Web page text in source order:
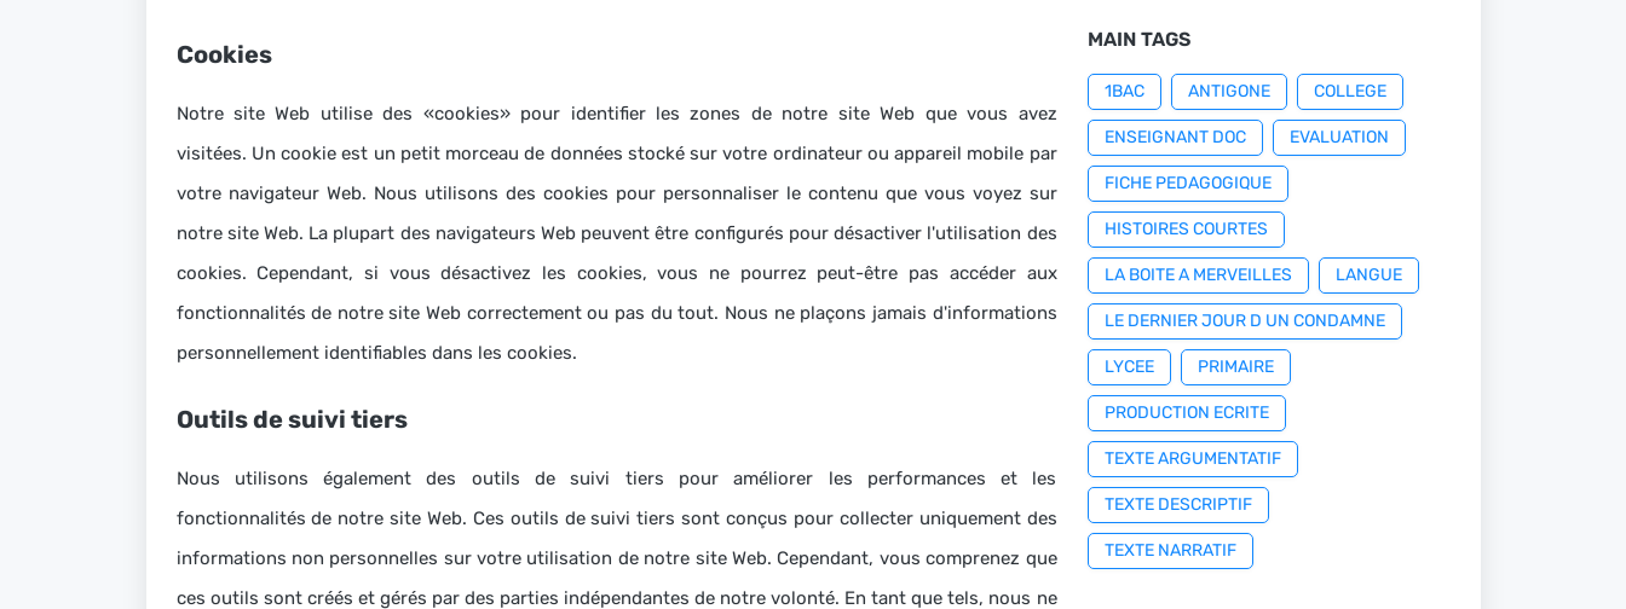
Cookies
Notre site Web utilise des «cookies» pour identifier les zones de notre site Web que vous avez
visitées. Un cookie est un petit morceau de données stocké sur votre ordinateur ou appareil mobile par
votre navigateur Web. Nous utilisons des cookies pour personnaliser le contenu que vous voyez sur
notre site Web. La plupart des navigateurs Web peuvent être configurés pour désactiver l'utilisation des
cookies. Cependant, si vous désactivez les cookies, vous ne pourrez peut-être pas accéder aux
fonctionnalités de notre site Web correctement ou pas du tout. Nous ne plaçons jamais d'informations
personnellement identifiables dans les cookies.
Outils de suivi tiers
Nous utilisons également des outils de suivi tiers pour améliorer les performances et les
fonctionnalités de notre site Web. Ces outils de suivi tiers sont conçus pour collecter uniquement des
informations non personnelles sur votre utilisation de notre site Web. Cependant, vous comprenez que
ces outils sont créés et gérés par des parties indépendantes de notre volonté. En tant que tels, nous ne
MAIN TAGS
1BAC ANTIGONE COLLEGE
ENSEIGNANT DOC EVALUATION
FICHE PEDAGOGIQUE
HISTOIRES COURTES
LA BOITE A MERVEILLES LANGUE
LE DERNIER JOUR D UN CONDAMNE
LYCEE PRIMAIRE
PRODUCTION ECRITE
TEXTE ARGUMENTATIF
TEXTE DESCRIPTIF
TEXTE NARRATIF